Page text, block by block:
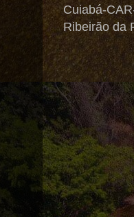
Cuiabá-
Ribeirão da